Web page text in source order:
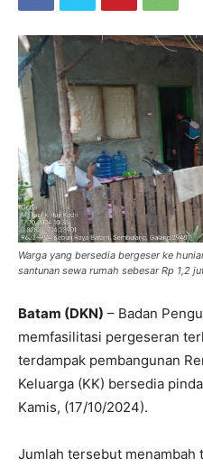
Warga yang bersedia bergeser ke
santunan sewa rumah sebesar Rp 1,2
Batam (DKN) – Badan
memfasilitasi pergeseran
terdampak pembangunan
Keluarga (KK) bersedia
Kamis, (17/10/2024).
Jumlah tersebut menambah